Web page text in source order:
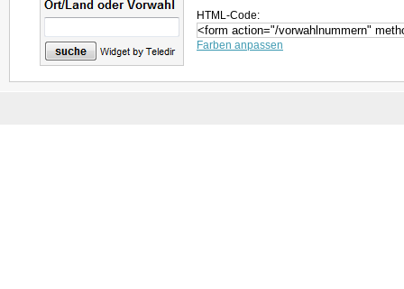
HTML-Code:
Farben anpassen